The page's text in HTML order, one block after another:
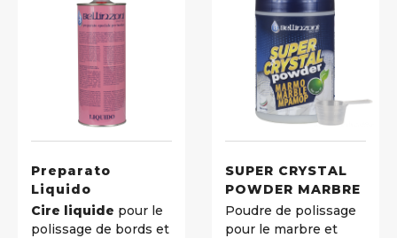
Preparato
Liquido
Cire liquide pour le
polissage de bords et
SUPER CRYSTAL
POWDER MARBRE
Poudre de polissage
pour le marbre et